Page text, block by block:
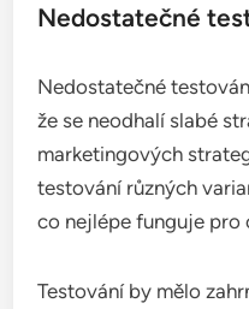
Nedostatečné
Nedostatečné
že se neodhalí slabé
marketingových
testování různých
co nejlépe funguje pro
Testování by mělo